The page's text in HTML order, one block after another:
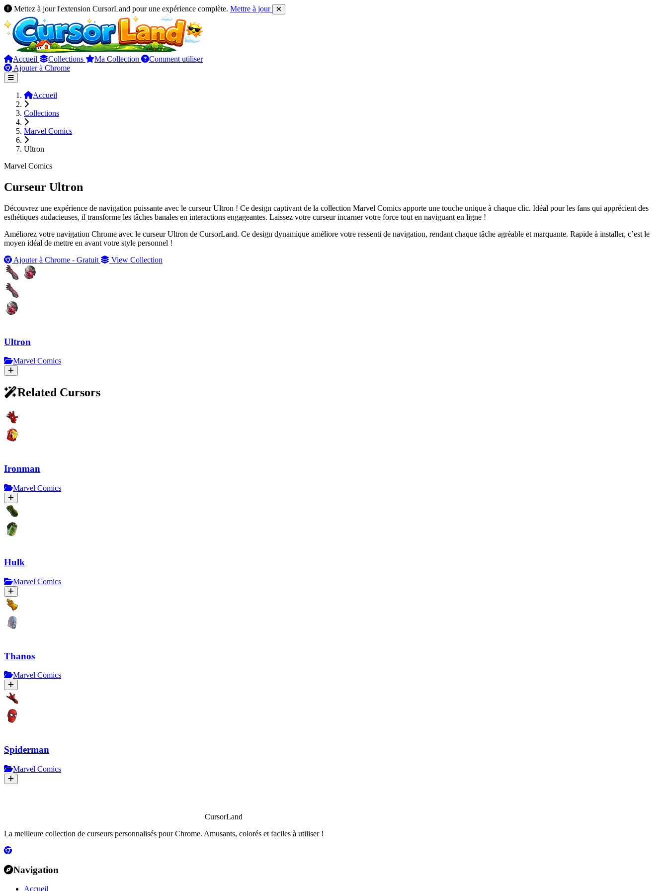
Mettez à jour l'extension CursorLand pour une expérience complète. Mettre à jour
Accueil Collections Ma Collection
Comment utiliser
Ajouter à Chrome
Accueil
Collections
Marvel Comics
Ultron
Marvel Comics
Curseur Ultron
Découvrez une expérience de navigation puissante avec le curseur Ultron ! Ce design captivant de la collection Marvel Comics apporte une touche unique à chaque clic. Idéal pour les fans qui apprécient des
esthétiques audacieuses, il transforme les tâches banales en interactions engageantes. Laissez votre curseur incarner votre force tout en naviguant en ligne !
Améliorez votre navigation Chrome avec le curseur Ultron de CursorLand. Ce design dynamique améliore votre ressenti de navigation, rendant chaque tâche agréable et marquante. Rapide à installer, c’est le
moyen idéal de mettre en avant votre style personnel !
Ajouter à Chrome - Gratuit
View Collection
Ultron
Marvel Comics
Related Cursors
Ironman
Marvel Comics
Hulk
Marvel Comics
Thanos
Marvel Comics
Spiderman
Marvel Comics
CursorLand
La meilleure collection de curseurs personnalisés pour Chrome. Amusants, colorés et faciles à utiliser !
Navigation
Accueil